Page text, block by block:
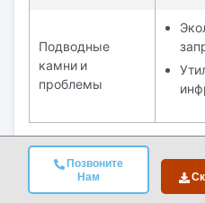
Позвоните
Нам
Подводные
камни и
проблемы
Каковы возможности
Скачать